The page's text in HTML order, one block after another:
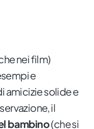
nei film)
e
amicizie solide e
il
bambino(che si